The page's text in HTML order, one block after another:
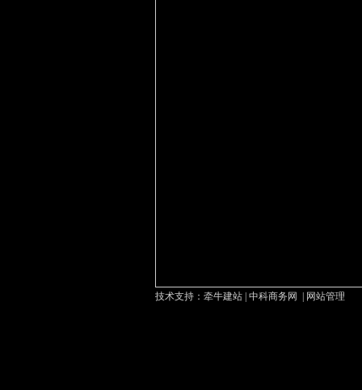
技术支持： 牵牛建站 中科商务网 网站管理